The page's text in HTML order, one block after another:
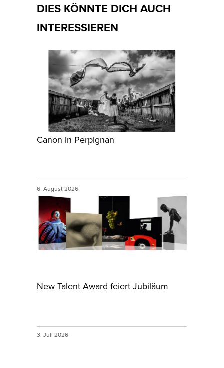
DIES KÖNNTE DICH AUCH
INTERESSIEREN
Canon in Perpignan
6. August 2026
New Talent Award feiert Jubiläum
3. Juli 2026